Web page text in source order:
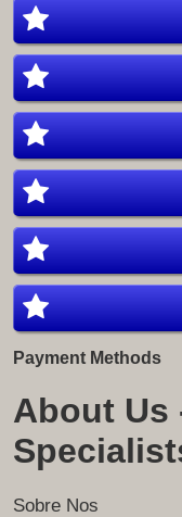
Payment Methods
About Us
Sobre Nos